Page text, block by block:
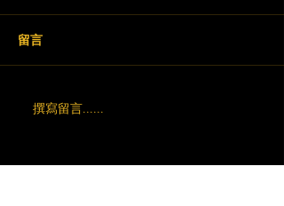
留言
撰寫留言......